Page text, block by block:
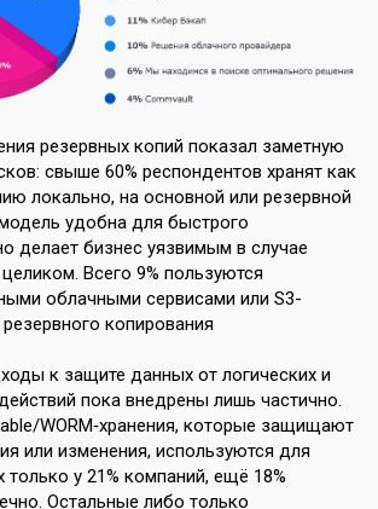
резервных копий показал заметную
свыше 60% респондентов хранят как
локально, на основной или резервной
удобна для быстрого
делает бизнес уязвимым в случае
Всего 9% пользуются
облачными сервисами или S3-
копирования
к защите данных от логических и
пока внедрены лишь частично.
WORM‑хранения, которые защищают
или изменения, используются для
у 21% компаний, ещё 18%
Остальные либо только